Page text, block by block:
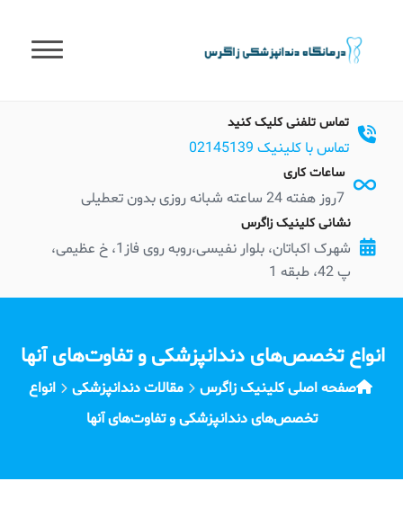
content
تماس تلفنی کلیک کنید
تماس با کلینیک 02145139
ساعات کاری
7روز هفته 24 ساعته شبانه روزی بدون تعطیلی
نشانی کلینیک زاگرس
شهرک اکباتان، بلوار نفیسی،روبه روی فاز1، خ عظیمی،
پ 42، طبقه 1
انواع تخصص‌های دندانپزشکی و تفاوت‌های آنها
صفحه اصلی کلینیک زاگرس مقالات دندانپزشکی
انواع
تخصص‌های دندانپزشکی و تفاوت‌های آنها